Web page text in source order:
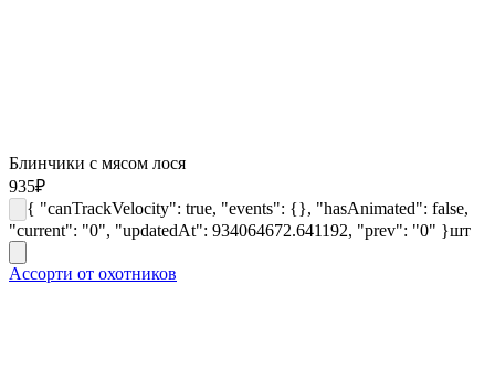
Блинчики с мясом лося
935₽
{ "canTrackVelocity": true, "events": {}, "hasAnimated": false,
"current": "0", "updatedAt": 934064672.641192, "prev": "0" }шт
Ассорти от охотников